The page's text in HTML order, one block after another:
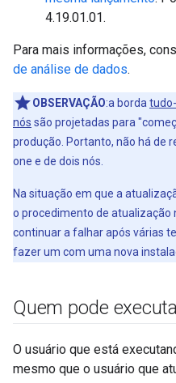
4.19.01.01.
Para mais informações,
de análise de dados.
OBSERVAÇÃO:a borda
nós são projetadas para
produção. Portanto, não há de
one e de dois nós.
Na situação em que a
o procedimento de atualização
continuar a falhar após várias
fazer um com uma nova
Quem pode
O usuário que está
mesmo que o usuário que